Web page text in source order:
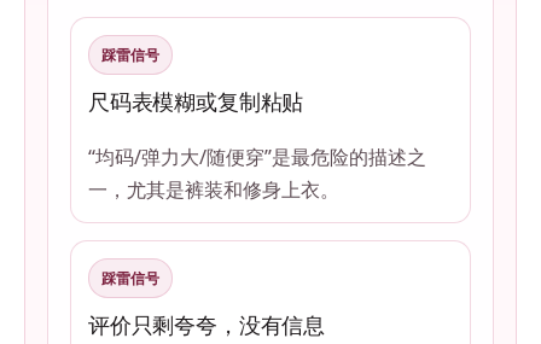
踩雷信号
尺码表模糊或复制粘贴
“均码/弹力大/随便穿”是最危险的描述之
一，尤其是裤装和修身上衣。
踩雷信号
评价只剩夸夸，没有信息